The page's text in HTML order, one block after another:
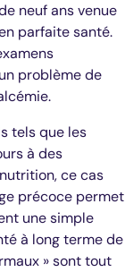
neuf ans venue
parfaite santé.
problème de
tels que les
à des
ce cas
précoce permet
une simple
à long terme de
» sont tout